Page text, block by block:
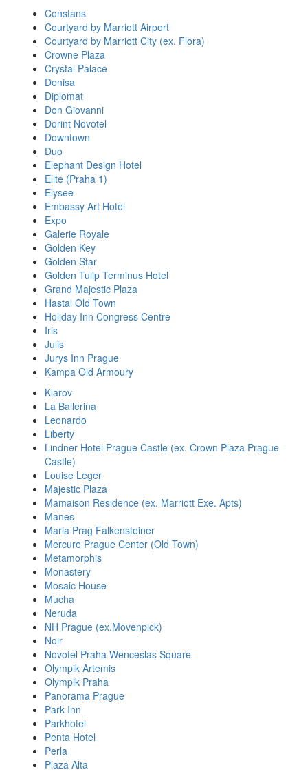
Constans
Courtyard by Marriott Airport
Courtyard by Marriott City (ex. Flora)
Crowne Plaza
Crystal Palace
Denisa
Diplomat
Don Giovanni
Dorint Novotel
Downtown
Duo
Elephant Design Hotel
Elite (Praha 1)
Elysee
Embassy Art Hotel
Expo
Galerie Royale
Golden Key
Golden Star
Golden Tulip Terminus Hotel
Grand Majestic Plaza
Hastal Old Town
Holiday Inn Congress Centre
Iris
Julis
Jurys Inn Prague
Kampa Old Armoury
Klarov
La Ballerina
Leonardo
Liberty
Lindner Hotel Prague Castle (ex. Crown Plaza Prague
Castle)
Louise Leger
Majestic Plaza
Mamaison Residence (ex. Marriott Exe. Apts)
Manes
Maria Prag Falkensteiner
Mercure Prague Center (Old Town)
Metamorphis
Monastery
Mosaic House
Mucha
Neruda
NH Prague (ex.Movenpick)
Noir
Novotel Praha Wenceslas Square
Olympik Artemis
Olympik Praha
Panorama Prague
Park Inn
Parkhotel
Penta Hotel
Perla
Plaza Alta